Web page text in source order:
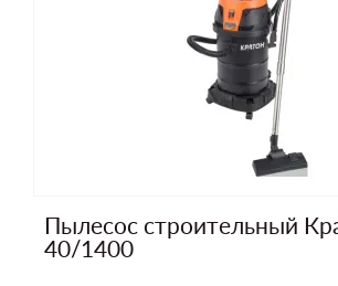
Пылесос строительный
40/1400